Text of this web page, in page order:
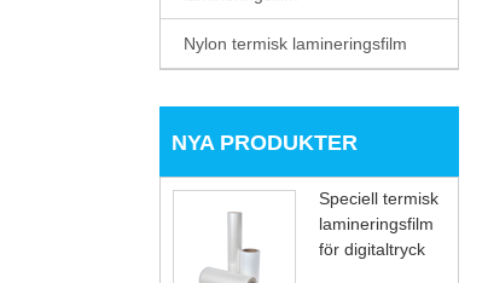
Nylon termisk lamineringsfilm
NYA PRODUKTER
Speciell termisk
lamineringsfilm
för digitaltryck